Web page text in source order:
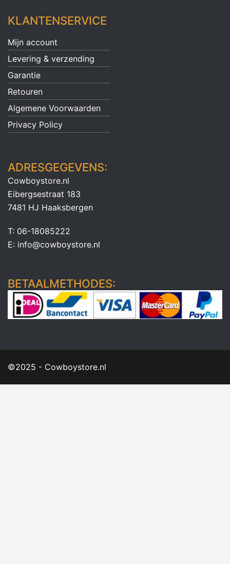
KLANTENSERVICE
Mijn account
Levering & verzending
Garantie
Retouren
Algemene Voorwaarden
Privacy Policy
ADRESGEGEVENS:
Cowboystore.nl
Eibergsestraat 183
7481 HJ Haaksbergen
T: 06-18085222
E: info@cowboystore.nl
BETAALMETHODES:
©2025 - Cowboystore.nl